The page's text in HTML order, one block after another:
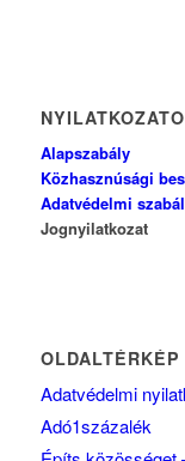
Alapszabály
Közhasznúsági
Adatvédelmi
Jognyilatkozat
OLDALTÉRKÉP
Adatvédelmi
Adó1százalék